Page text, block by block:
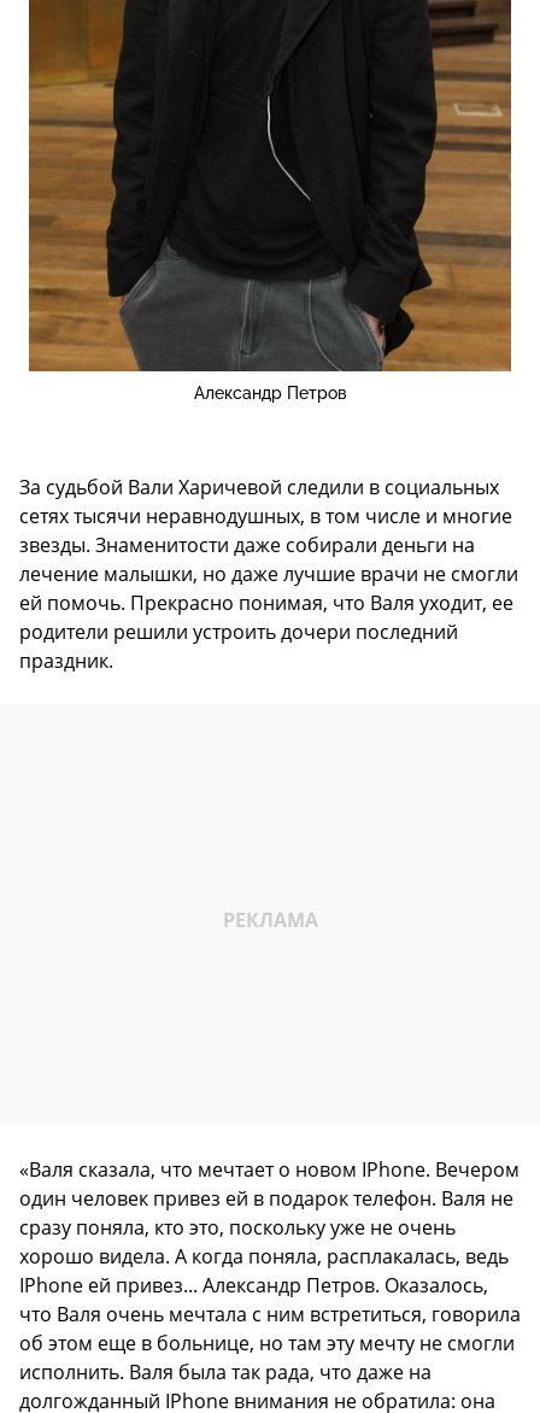
Александр Петров
За судьбой Вали Харичевой следили в социальных
сетях тысячи неравнодушных, в том числе и многие
звезды. Знаменитости даже собирали деньги на
лечение малышки, но даже лучшие врачи не смогли
ей помочь. Прекрасно понимая, что Валя уходит, ее
родители решили устроить дочери последний
праздник.
«Валя сказала, что мечтает о новом IPhone. Вечером
один человек привез ей в подарок телефон. Валя не
сразу поняла, кто это, поскольку уже не очень
хорошо видела. А когда поняла, расплакалась, ведь
IPhone ей привез... Александр Петров. Оказалось,
что Валя очень мечтала с ним встретиться, говорила
об этом еще в больнице, но там эту мечту не смогли
исполнить. Валя была так рада, что даже на
долгожданный IPhone внимания не обратила: она